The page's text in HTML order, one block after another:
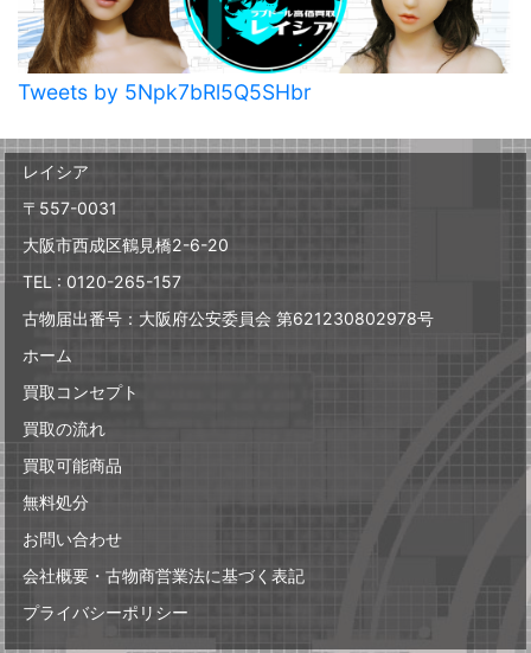
Tweets by 5Npk7bRl5Q5SHbr
レイシア
〒557-0031
大阪市西成区鶴見橋2-6-20
TEL : 0120-265-157
古物届出番号：大阪府公安委員会 第621230802978号
ホーム
買取コンセプト
買取の流れ
買取可能商品
無料処分
お問い合わせ
会社概要・古物商営業法に基づく表記
プライバシーポリシー